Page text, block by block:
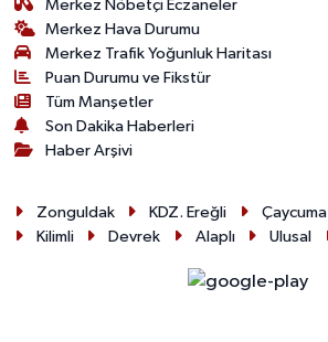
Merkez Nöbetçi Eczaneler
Merkez Hava Durumu
Merkez Trafik Yoğunluk Haritası
Puan Durumu ve Fikstür
Tüm Manşetler
Son Dakika Haberleri
Haber Arşivi
Zonguldak KDZ. Ereğli Çaycuma
Kilimli
Devrek Alaplı Ulusal